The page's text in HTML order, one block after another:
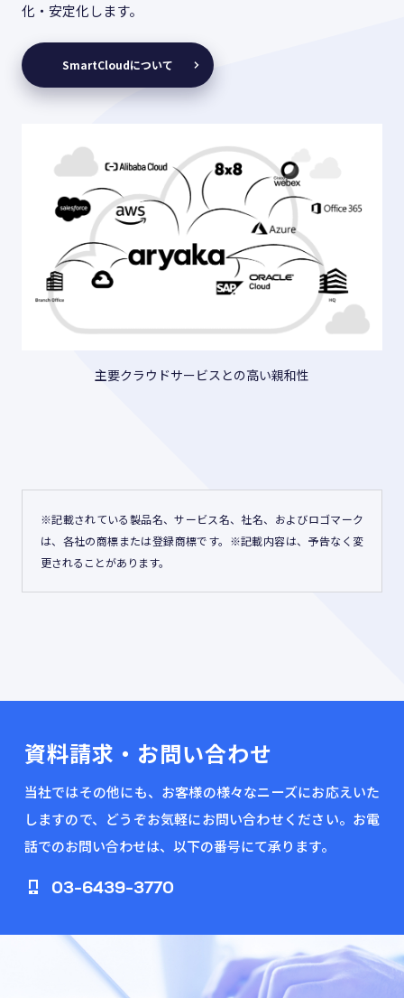
化・安定化します。
SmartCloudについて
主要クラウドサービスとの高い親和性
※記載されている製品名、サービス名、社名、およびロゴマーク
は、各社の商標または登録商標です。※記載内容は、予告なく変
更されることがあります。
資料請求・お問い合わせ
当社ではその他にも、お客様の様々なニーズにお応えいた
しますので、どうぞお気軽にお問い合わせください。お電
話でのお問い合わせは、以下の番号にて承ります。
03-6439-3770